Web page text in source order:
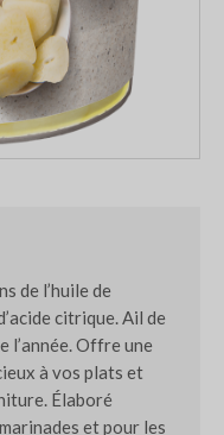
de l’huile de
citrique. Ail de
l’année. Offre une
à vos plats et
Élaboré
et pour les